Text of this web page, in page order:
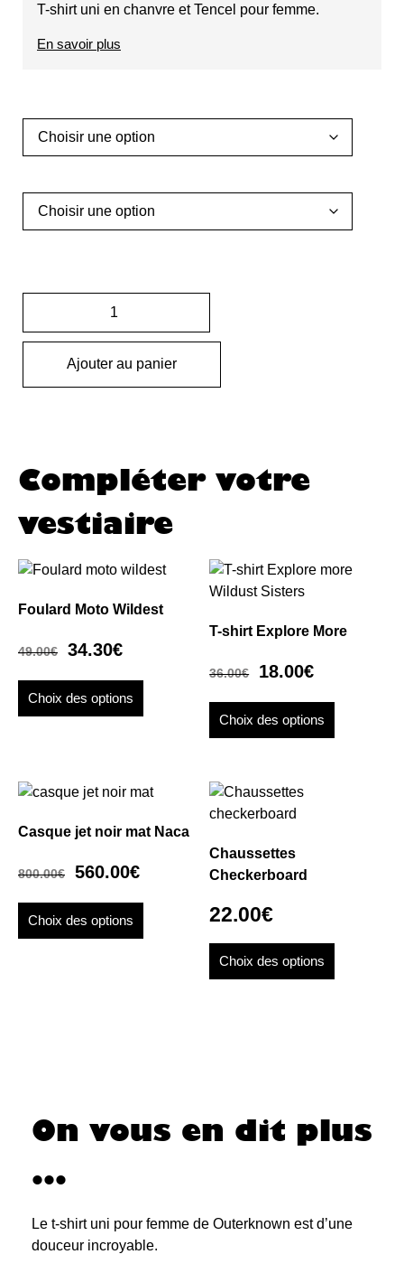
T-shirt uni en chanvre et Tencel pour femme.
En savoir plus
Ajouter au panier
Compléter votre
vestiaire
Foulard Moto Wildest
49.00€ 34.30€
Choix des options
T-shirt Explore More
36.00€ 18.00€
Choix des options
Casque jet noir mat Naca
800.00€ 560.00€
Choix des options
Chaussettes
Checkerboard
22.00€
Choix des options
On vous en dit plus
...
Le t-shirt uni pour femme de Outerknown est d’une
douceur incroyable.